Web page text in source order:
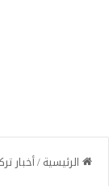
الرئيسية/أخبار